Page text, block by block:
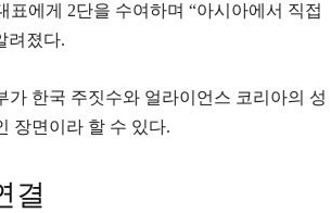
표에게 2단을 수여하며 “아시아에서 직접
려졌다.
한국 주짓수와 얼라이언스 코리아의 성
장면이라 할 수 있다.
결